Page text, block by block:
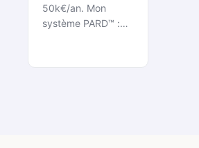
50k€/an. Mon
système PARD™ :…